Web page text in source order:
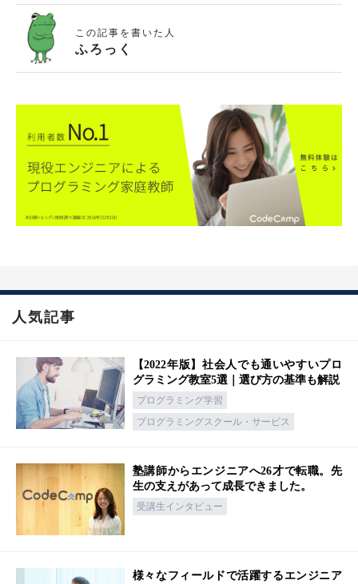
この記事を書いた人
ふろっく
人気記事
【2022年版】社会人でも通いやすいプロ
グラミング教室5選｜選び方の基準も解説
プログラミング学習
プログラミングスクール・サービス
塾講師からエンジニアへ26才で転職。先
生の支えがあって成長できました。
受講生インタビュー
様々なフィールドで活躍するエンジニア